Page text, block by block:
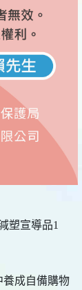
塑宣導品1
成自備購物